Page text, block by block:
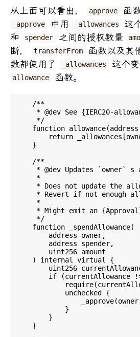
从上面可以看出， approve 函
_approve 中用 _allowances 这
和 spender 之间的授权数量
断，
transferFrom
函数以及其
数都使用了
_allowances 这个
allowance 函数。
    /**
* @dev See {IERC20-
     */
function
return
    }
    /**
* @dev Updates `owner` s
     *
* Does not update the
* Revert if not enough
     *
* Might emit an
     */
    function _spendAllowance(
        address owner,
        address spender,
        uint256 amount
    ) internal virtual {
uint256
if (currentAllowance
            unchecked {
            }
        }
    }